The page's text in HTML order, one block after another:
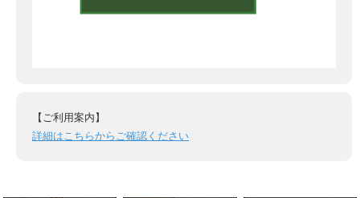
【ご利用案内】
詳細はこちらからご確認ください